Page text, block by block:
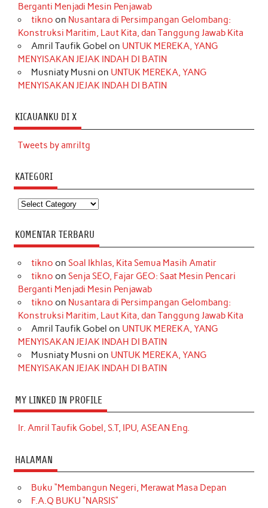
Berganti Menjadi Mesin Penjawab
tikno on Nusantara di Persimpangan Gelombang:
Konstruksi Maritim, Laut Kita, dan Tanggung Jawab Kita
Amril Taufik Gobel on UNTUK MEREKA, YANG
MENYISAKAN JEJAK INDAH DI BATIN
Musniaty Musni on UNTUK MEREKA, YANG
MENYISAKAN JEJAK INDAH DI BATIN
KICAUANKU DI X
Tweets by amriltg
KATEGORI
Kategori
KOMENTAR TERBARU
tikno on Soal Ikhlas, Kita Semua Masih Amatir
tikno on Senja SEO, Fajar GEO: Saat Mesin Pencari
Berganti Menjadi Mesin Penjawab
tikno on Nusantara di Persimpangan Gelombang:
Konstruksi Maritim, Laut Kita, dan Tanggung Jawab Kita
Amril Taufik Gobel on UNTUK MEREKA, YANG
MENYISAKAN JEJAK INDAH DI BATIN
Musniaty Musni on UNTUK MEREKA, YANG
MENYISAKAN JEJAK INDAH DI BATIN
MY LINKED IN PROFILE
Ir. Amril Taufik Gobel, S.T, IPU, ASEAN Eng.
HALAMAN
Buku “Membangun Negeri, Merawat Masa Depan
F.A.Q BUKU “NARSIS”